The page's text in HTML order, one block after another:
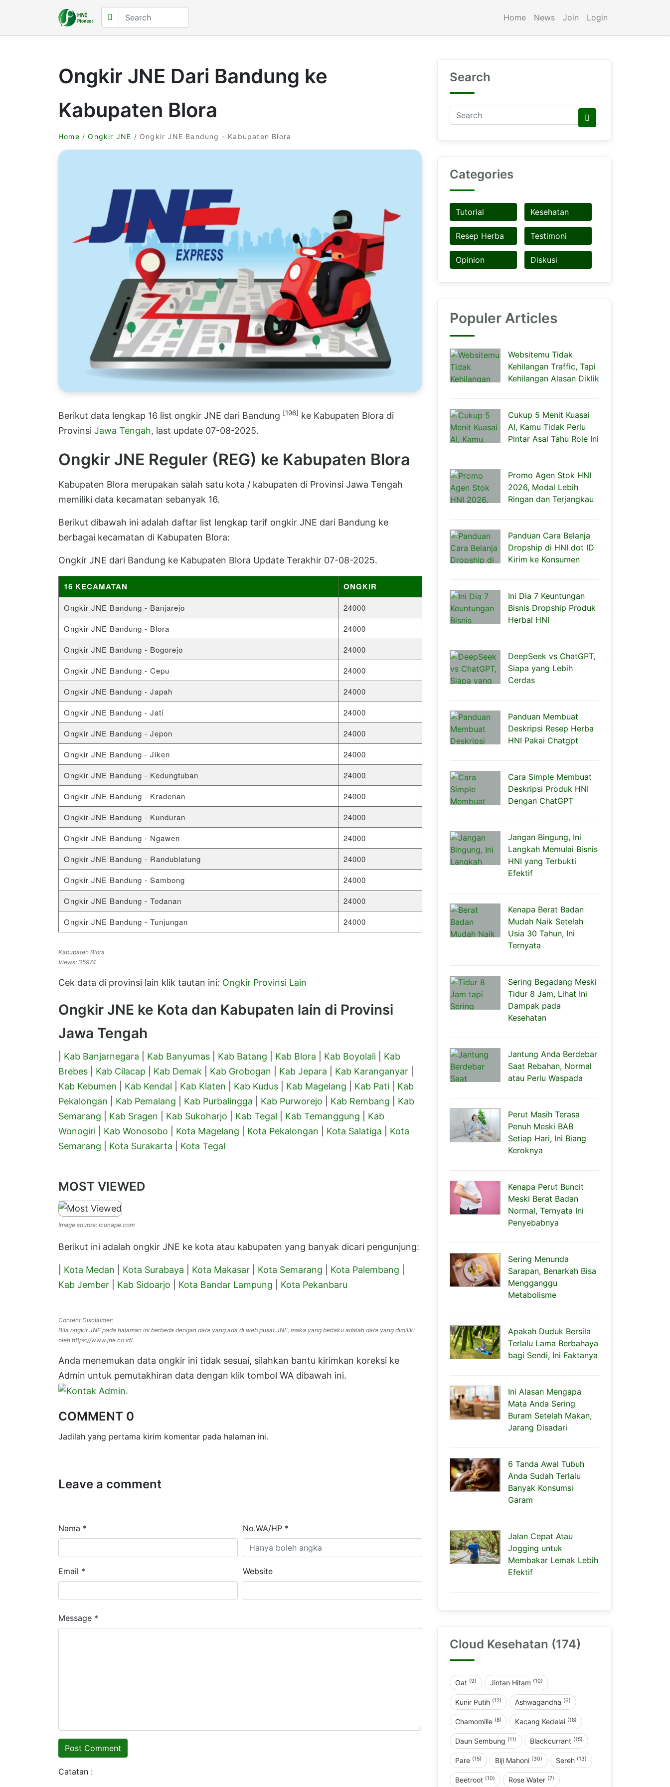
Home News Join Login
Ongkir JNE Dari Bandung ke
Kabupaten Blora
Home /Ongkir JNE / Ongkir JNE Bandung - Kabupaten Blora
Berikut data lengkap 16 list ongkir JNE dari Bandung [196] ke Kabupaten Blora di
Provinsi Jawa Tengah, last update 07-08-2025.
Ongkir JNE Reguler (REG) ke Kabupaten Blora
Kabupaten Blora merupakan salah satu kota / kabupaten di Provinsi Jawa Tengah
memiliki data kecamatan sebanyak 16.
Berikut dibawah ini adalah daftar list lengkap tarif ongkir JNE dari Bandung ke
berbagai kecamatan di Kabupaten Blora:
Ongkir JNE dari Bandung ke Kabupaten Blora Update Terakhir 07-08-2025.
16 KECAMATAN ONGKIR
Ongkir JNE Bandung - Banjarejo
24000
Ongkir JNE Bandung - Blora
24000
Ongkir JNE Bandung - Bogorejo
24000
Ongkir JNE Bandung - Cepu
24000
Ongkir JNE Bandung - Japah
24000
Ongkir JNE Bandung - Jati
24000
Ongkir JNE Bandung - Jepon
24000
Ongkir JNE Bandung - Jiken
24000
Ongkir JNE Bandung - Kedungtuban
24000
Ongkir JNE Bandung - Kradenan
24000
Ongkir JNE Bandung - Kunduran
24000
Ongkir JNE Bandung - Ngawen
24000
Ongkir JNE Bandung - Randublatung
24000
Ongkir JNE Bandung - Sambong
24000
Ongkir JNE Bandung - Todanan
24000
Ongkir JNE Bandung - Tunjungan
24000
Kabupaten Blora
Views: 35974
Cek data di provinsi lain klik tautan ini: Ongkir Provinsi Lain
Ongkir JNE ke Kota dan Kabupaten lain di Provinsi
Jawa Tengah
Kab Banjarnegara Kab Banyumas Kab Batang Kab Blora Kab Boyolali
Kab
Brebes
Kab Cilacap Kab Demak Kab Grobogan Kab Jepara Kab Karanganyar
Kab Kebumen
Kab Kendal Kab Klaten Kab Kudus Kab Magelang Kab Pati
Kab
Pekalongan
Kab Pemalang Kab Purbalingga Kab Purworejo Kab Rembang
Kab
Semarang
Kab Sragen Kab Sukoharjo Kab Tegal Kab Temanggung
Kab
Wonogiri
Kab Wonosobo Kota Magelang Kota Pekalongan Kota Salatiga
Kota
Semarang
Kota Surakarta Kota Tegal
MOST VIEWED
Image source: iconape.com
Berikut ini adalah ongkir JNE ke kota atau kabupaten yang banyak dicari pengunjung:
Kota Medan Kota Surabaya Kota Makasar Kota Semarang Kota Palembang
Kab Jember
Kab Sidoarjo Kota Bandar Lampung Kota Pekanbaru
Content Disclaimer:
Bila ongkir JNE pada halaman ini berbeda dengan data yang ada di web pusat JNE, maka yang berlaku adalah data yang dimiliki
oleh https://www.jne.co.id/.
Anda menemukan data ongkir ini tidak sesuai, silahkan bantu kirimkan koreksi ke
Admin untuk pemutakhiran data dengan klik tombol WA dibawah ini.
.
COMMENT 0
Jadilah yang pertama kirim komentar pada halaman ini.
Leave a comment
Nama * No.WA/HP *
Email * Website
Message *
Catatan :
Search
Categories
Tutorial Kesehatan
Resep Herba Testimoni
Opinion Diskusi
Populer Articles
Websitemu Tidak
Kehilangan Traffic, Tapi
Kehilangan Alasan Diklik
Cukup 5 Menit Kuasai
AI, Kamu Tidak Perlu
Pintar Asal Tahu Role Ini
Promo Agen Stok HNI
2026, Modal Lebih
Ringan dan Terjangkau
Panduan Cara Belanja
Dropship di HNI dot ID
Kirim ke Konsumen
Ini Dia 7 Keuntungan
Bisnis Dropship Produk
Herbal HNI
DeepSeek vs ChatGPT,
Siapa yang Lebih
Cerdas
Panduan Membuat
Deskripsi Resep Herba
HNI Pakai Chatgpt
Cara Simple Membuat
Deskripsi Produk HNI
Dengan ChatGPT
Jangan Bingung, Ini
Langkah Memulai Bisnis
HNI yang Terbukti
Efektif
Kenapa Berat Badan
Mudah Naik Setelah
Usia 30 Tahun, Ini
Ternyata
Sering Begadang Meski
Tidur 8 Jam, Lihat Ini
Dampak pada
Kesehatan
Jantung Anda Berdebar
Saat Rebahan, Normal
atau Perlu Waspada
Perut Masih Terasa
Penuh Meski BAB
Setiap Hari, Ini Biang
Keroknya
Kenapa Perut Buncit
Meski Berat Badan
Normal, Ternyata Ini
Penyebabnya
Sering Menunda
Sarapan, Benarkah Bisa
Mengganggu
Metabolisme
Apakah Duduk Bersila
Terlalu Lama Berbahaya
bagi Sendi, Ini Faktanya
Ini Alasan Mengapa
Mata Anda Sering
Buram Setelah Makan,
Jarang Disadari
6 Tanda Awal Tubuh
Anda Sudah Terlalu
Banyak Konsumsi
Garam
Jalan Cepat Atau
Jogging untuk
Membakar Lemak Lebih
Efektif
Cloud Kesehatan (174)
Oat (9) Jintan Hitam (10)
Kunir Putih (12) Ashwagandha (6)
Chamomille (8) Kacang Kedelai (18)
Daun Sembung (11) Blackcurrant (15)
Pare (15) Biji Mahoni (30) Sereh (13)
Beetroot (10) Rose Water (7)